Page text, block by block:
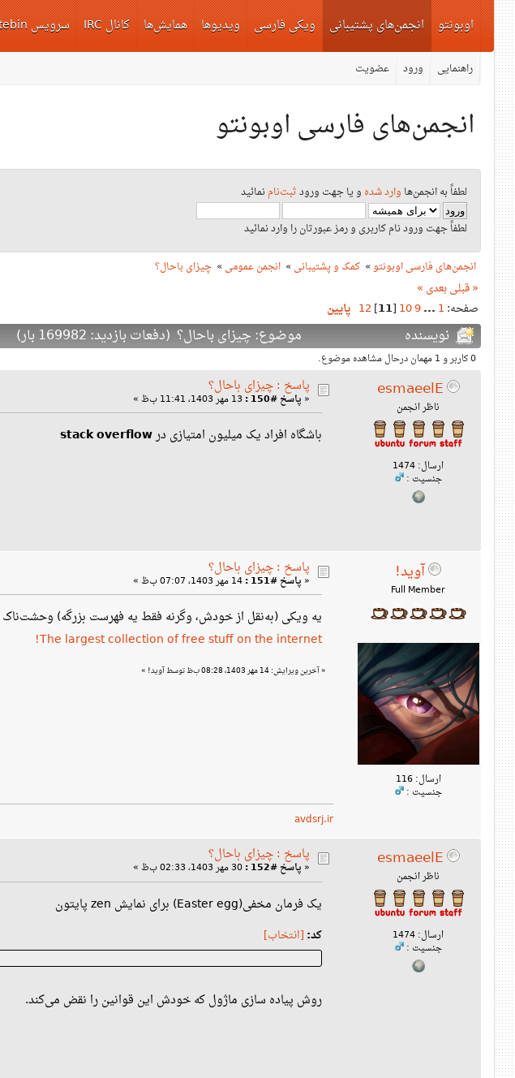
اوبونتو انجمن‌های پشتیبانی
راهنمایی ورود عضویت
ویکی فارسی ویدیوها همایش‌ها کانال IRC سرویس Pastebin
انجمن‌های فارسی اوبونتو
لطفاً به انجمن‌ها وارد شده و یا جهت ورودثبت‌نامنمائید
لطفاً جهت ورود نام کاربری و رمز عبورتان را وارد نمائید
انجمن‌های فارسی اوبونتو» کمک و پشتیبانی» انجمن عمومی» چیزای باحال؟
« قبلیبعدی »
صفحه: 1
...
9
10
[
11
]
12 پایین
نویسنده موضوع: چیزای باحال؟ (دفعات بازدید: 169982 بار)
0 کاربر و 1 مهمان درحال مشاهده موضوع.
esmaeelE
ناظر انجمن
ارسال: 1474
جنسیت :
پاسخ : چیزای باحال؟
« پاسخ #150 :
باشگاه افراد یک میلیون امتیازی درstack overflow
آوید!
Full Member
ارسال: 116
جنسیت :
پاسخ : چیزای باحال؟
« پاسخ #151 :
یه ویکی (به‌نقل از خودش، وگرنه فقط یه فهرست بزرگه)
The largest collection of free stuff on the internet!
«آخرین ویرایش: 14 مهر 1403، 08:28 ب‌ظ توسط آوید! »
avdsrj.ir
esmaeelE
ناظر انجمن
ارسال: 1474
جنسیت :
پاسخ : چیزای باحال؟
« پاسخ #152 :
یک فرمان مخفی(Easter egg) برای نمایش zen پایتون
کد: [انتخاب]
روش پیاده سازی ماژول که خودش این قوانین را نقض می‌کند.